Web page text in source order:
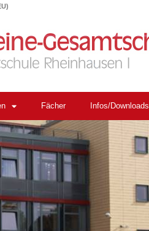
Fächer Infos/Downloads